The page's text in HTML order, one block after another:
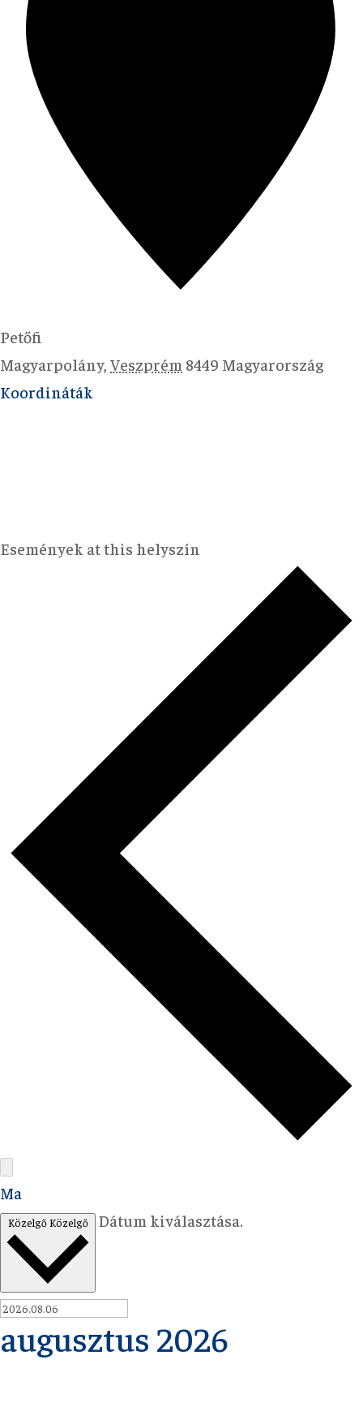
Petőfi
Magyarpolány, Veszprém 8449 Magyarország
Koordináták
Események at this helyszín
Ma
KözelgőKözelgő Dátum kiválasztása.
augusztus 2026